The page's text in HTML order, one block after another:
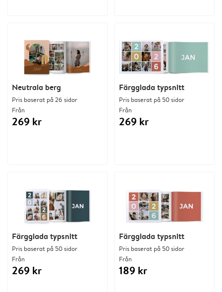
Neutrala berg
Pris baserat på 26 sidor
Från
269 kr
Färgglada typsnitt
Pris baserat på 50 sidor
Från
269 kr
Färgglada typsnitt
Pris baserat på 50 sidor
Från
269 kr
Färgglada typsnitt
Pris baserat på 50 sidor
Från
189 kr